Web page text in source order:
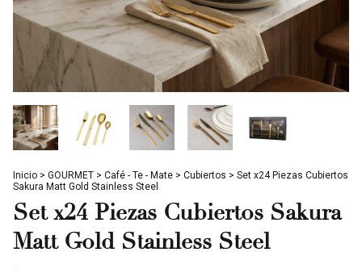
Inicio > GOURMET > Café - Te - Mate > Cubiertos > Set x24 Piezas Cubiertos
Sakura Matt Gold Stainless Steel
Set x24 Piezas Cubiertos Sakura
Matt Gold Stainless Steel